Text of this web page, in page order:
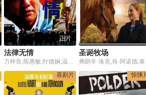
正片
法律无情
万梓良,陈惠敏,叶德娴,温碧霞,高雄,秦煌,曹达华
圣诞牧场
弗
喜剧片 惊悚